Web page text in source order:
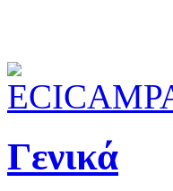
Γενικά